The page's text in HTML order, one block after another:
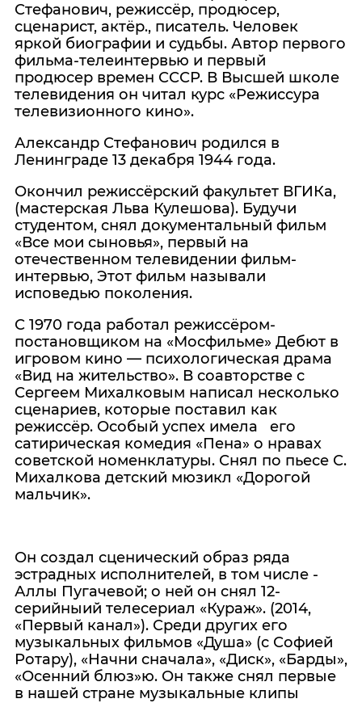
Стефанович, режиссёр, продюсер,
сценарист, актёр., писатель. Человек
яркой биографии и судьбы. Автор первого
фильма-телеинтервью и первый
продюсер времен СССР. В Высшей школе
телевидения он читал курс «Режиссура
телевизионного кино».
Александр Стефанович родился в
Ленинграде 13 декабря 1944 года.
Окончил режиссёрский факультет ВГИКа,
(мастерская Льва Кулешова). Будучи
студентом, снял документальный фильм
«Все мои сыновья», первый на
отечественном телевидении фильм-
интервью, Этот фильм называли
исповедью поколения.
С 1970 года работал режиссёром-
постановщиком на «Мосфильме» Дебют в
игровом кино — психологическая драма
«Вид на жительство». В соавторстве с
Сергеем Михалковым написал несколько
сценариев, которые поставил как
режиссёр. Особый успех имела его
сатирическая комедия «Пена» о нравах
советской номенклатуры. Снял по пьесе С.
Михалкова детский мюзикл «Дорогой
мальчик».
Он создал сценический образ ряда
эстрадных исполнителей, в том числе -
Аллы Пугачевой; о ней он снял 12-
серийныий телесериал «Кураж». (2014,
«Первый канал»). Среди других его
музыкальных фильмов «Душа» (с Софией
Ротару), «Начни сначала», «Диск», «Барды»,
«Осенний блюз»ю. Он также снял первые
в нашей стране музыкальные клипы